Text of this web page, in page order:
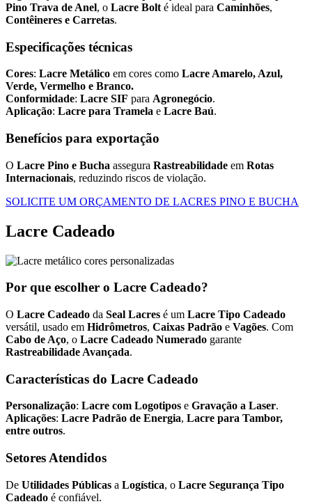
Pino Trava de Anel, o Lacre Bolt é ideal para Caminhões,
Contêineres e Carretas.
Especificações técnicas
Cores: Lacre Metálico em cores como Lacre Amarelo, Azul,
Verde, Vermelho e Branco.
Conformidade: Lacre SIF para Agronegócio.
Aplicação: Lacre para Tramela e Lacre Baú.
Benefícios para exportação
O Lacre Pino e Bucha assegura Rastreabilidade em Rotas
Internacionais, reduzindo riscos de violação.
SOLICITE UM ORÇAMENTO DE LACRES PINO E BUCHA
Lacre Cadeado
Por que escolher o Lacre Cadeado?
O Lacre Cadeado da Seal Lacres é um Lacre Tipo Cadeado
versátil, usado em Hidrômetros, Caixas Padrão e Vagões. Com
Cabo de Aço, o Lacre Cadeado Numerado garante
Rastreabilidade Avançada.
Características do Lacre Cadeado
Personalização: Lacre com Logotipos e Gravação a Laser.
Aplicações: Lacre Padrão de Energia, Lacre para Tambor,
entre outros.
Setores Atendidos
De Utilidades Públicas a Logística, o Lacre Segurança Tipo
Cadeado é confiável.